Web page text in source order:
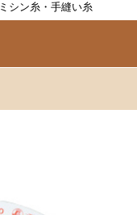
ミシン糸・手縫い糸